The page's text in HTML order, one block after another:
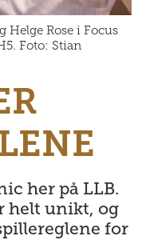
Helge Rose i Focus
Foto: Stian
her på LLB.
helt unikt, og
for